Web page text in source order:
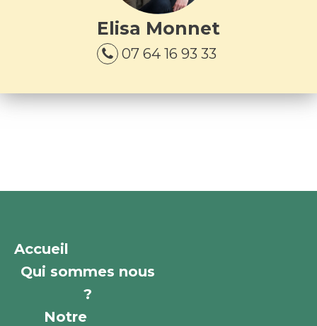
Elisa Monnet
07 64 16 93 33
Accueil
Qui sommes nous
?
Notre